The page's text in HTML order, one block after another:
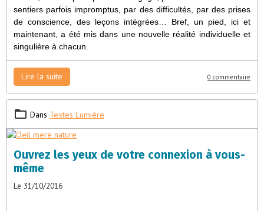
sentiers parfois impromptus, par des difficultés, par des prises
de conscience, des leçons intégrées… Bref, un pied, ici et
maintenant, a été mis dans une nouvelle réalité individuelle et
singulière à chacun.
Lire la suite 0 commentaire
Dans Textes Lumière
Ouvrez les yeux de votre connexion à vous-
même
Le 31/10/2016